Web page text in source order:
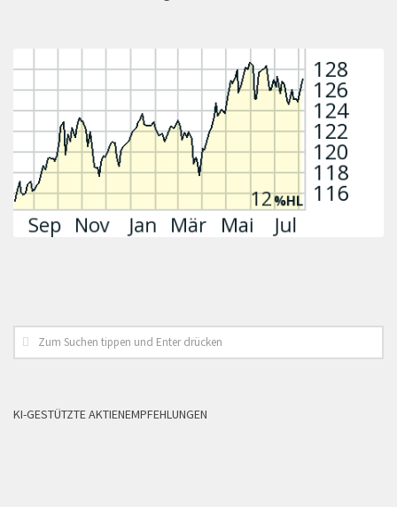
KI-GESTÜTZTE AKTIENEMPFEHLUNGEN